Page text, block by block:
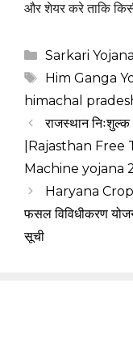
और शेयर करे ताकि
Categories
Sarkari Yojana
Tags
Him Ganga
himachal
राजस्थान
|Rajasthan
Machine yojana
Haryana
फसल विविधीकरण
सूची